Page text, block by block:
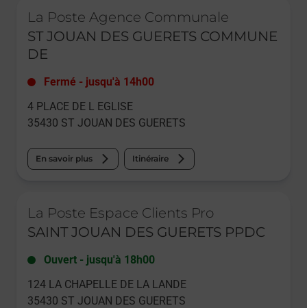
La Poste Agence Communale
ST JOUAN DES GUERETS COMMUNE
DE
Fermé - jusqu'à 14h00
4 PLACE DE L EGLISE
35430 ST JOUAN DES GUERETS
En savoir plus Itinéraire
La Poste Espace Clients Pro
SAINT JOUAN DES GUERETS PPDC
Ouvert - jusqu'à 18h00
124 LA CHAPELLE DE LA LANDE
35430 ST JOUAN DES GUERETS